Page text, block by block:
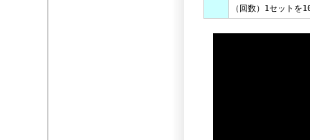
（回数）1セットを